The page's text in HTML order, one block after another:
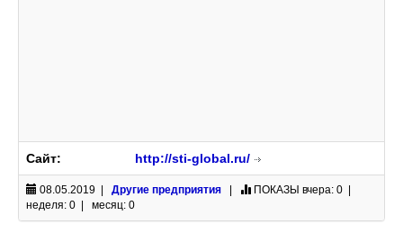
Сайт: http://sti-global.ru/
08.05.2019 | Другие предприятия ПОКАЗЫ вчера: 0 |
неделя: 0 | месяц: 0